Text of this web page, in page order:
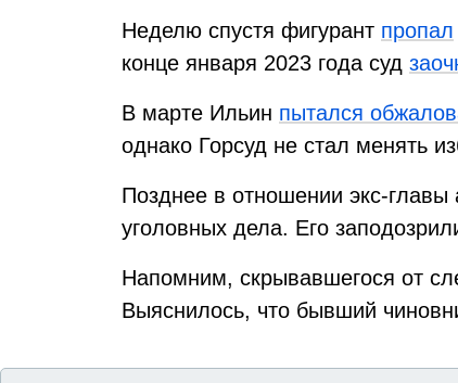
Неделю спустя фигурант пропал
конце января 2023 года суд
В марте Ильин пытался
однако Горсуд не стал менять
Позднее в отношении экс-
уголовных дела. Его
Напомним, скрывавшегося от
Выяснилось, что бывший